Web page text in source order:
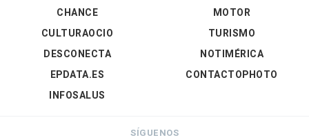
CHANCE
CULTURAOCIO
DESCONECTA
EPDATA.ES
INFOSALUS
MOTOR
TURISMO
NOTIMÉRICA
CONTACTOPHOTO
SÍGUENOS